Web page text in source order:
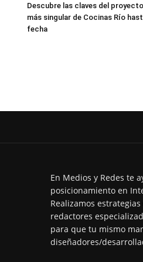
Descubre las claves del proyecto
más singular de Cocinas Río
fecha
En Medios y Redes te
posicionamiento en
Realizamos
redactores
para que tu mismo
diseñadores/